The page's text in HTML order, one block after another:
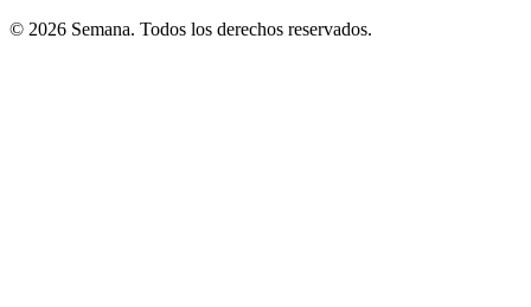
© 2026 Semana. Todos los derechos reservados.